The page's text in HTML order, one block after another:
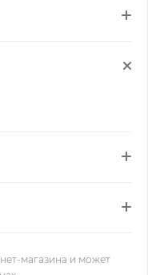
магазина и может